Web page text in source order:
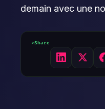
demain avec une
Share